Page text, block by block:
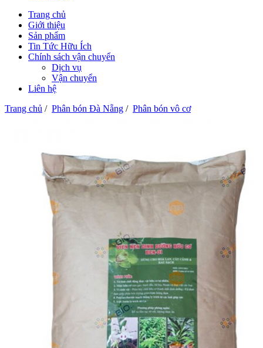
Trang chủ
Giới thiệu
Sản phẩm
Tin Tức Hữu Ích
Chính sách vận chuyển
Dịch vụ
Vận chuyển
Liên hệ
Trang chủ / Phân bón Đà Nẵng / Phân bón vô cơ